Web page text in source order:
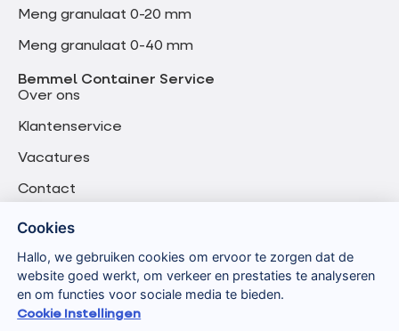
Meng granulaat 0-20 mm
Meng granulaat 0-40 mm
Bemmel Container Service
Over ons
Klantenservice
Vacatures
Contact
Cookies
Hallo, we gebruiken cookies om ervoor te zorgen dat de
website goed werkt, om verkeer en prestaties te analyseren
en om functies voor sociale media te bieden.
Cookie Instellingen